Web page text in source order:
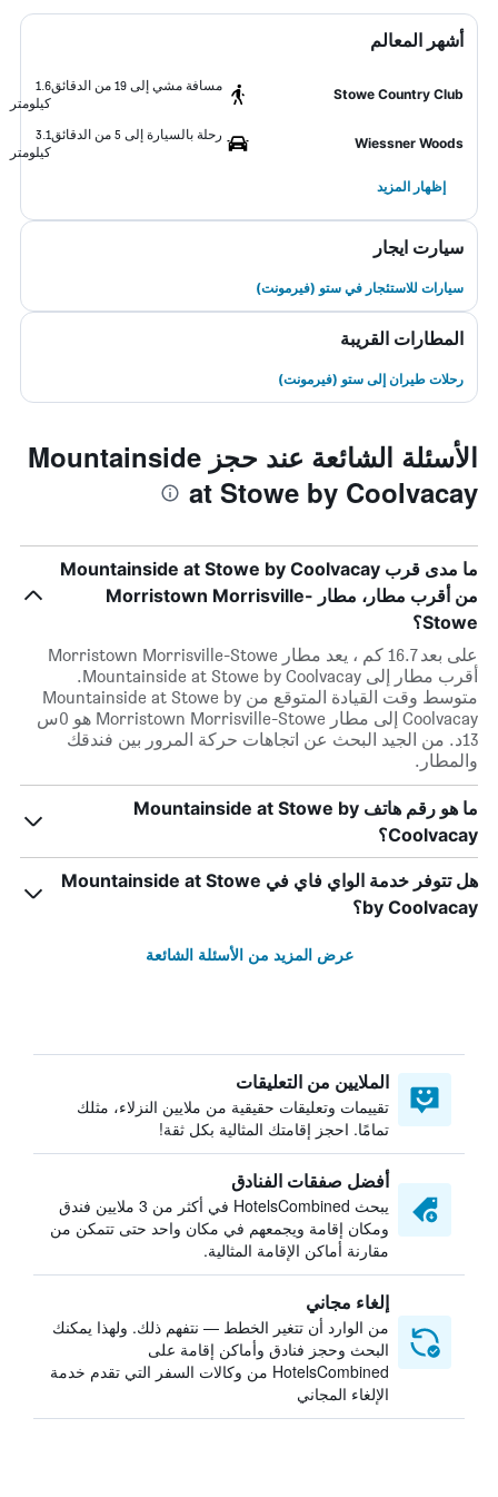
أشهر المعالم
Stowe Country Club
مسافة مشي إلى 19 من الدقائق
1.6
كيلومتر
Wiessner Woods
رحلة بالسيارة إلى 5 من الدقائق
3.1
كيلومتر
إظهار المزيد
سيارت ايجار
سيارات للاستئجار في ستو (فيرمونت)
المطارات القريبة
رحلات طيران إلى ستو (فيرمونت)
الأسئلة الشائعة عند حجز Mountainside
at Stowe by Coolvacay
ما مدى قرب Mountainside at Stowe by Coolvacay
من أقرب مطار، مطار Morristown Morrisville-
Stowe؟
على بعد 16.7 كم ، يعد مطار Morristown Morrisville-Stowe
أقرب مطار إلى Mountainside at Stowe by Coolvacay.
متوسط وقت القيادة المتوقع من Mountainside at Stowe by
Coolvacay إلى مطار Morristown Morrisville-Stowe هو 0س
13د. من الجيد البحث عن اتجاهات حركة المرور بين فندقك
والمطار.
ما هو رقم هاتف Mountainside at Stowe by
Coolvacay؟
هل تتوفر خدمة الواي فاي في Mountainside at Stowe
by Coolvacay؟
عرض المزيد من الأسئلة الشائعة
الملايين من التعليقات
تقييمات وتعليقات حقيقية من ملايين النزلاء، مثلك
تمامًا. احجز إقامتك المثالية بكل ثقة!
أفضل صفقات الفنادق
يبحث HotelsCombined في أكثر من 3 ملايين فندق
ومكان إقامة ويجمعهم في مكان واحد حتى تتمكن من
مقارنة أماكن الإقامة المثالية.
إلغاء مجاني
من الوارد أن تتغير الخطط — نتفهم ذلك. ولهذا يمكنك
البحث وحجز فنادق وأماكن إقامة على
HotelsCombined من وكالات السفر التي تقدم خدمة
الإلغاء المجاني